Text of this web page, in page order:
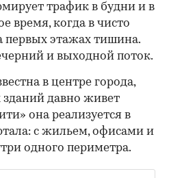
трафик в будни и в
время, когда в чисто
этажах тишина.
и выходной поток.
в центре города,
зданий давно живет
она реализуется в
с жильем, офисами и
одного периметра.